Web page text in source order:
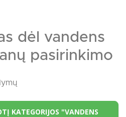
dėl vandens
pasirinkimo
KATEGORIJOS "VANDENS